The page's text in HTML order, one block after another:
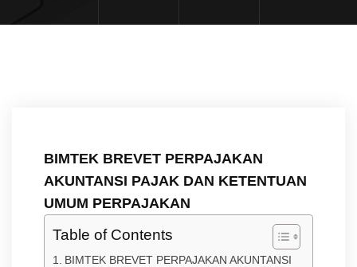
BIMTEK BREVET PERPAJAKAN
AKUNTANSI PAJAK DAN KETENTUAN
UMUM PERPAJAKAN
Table of Contents
BIMTEK BREVET PERPAJAKAN AKUNTANSI